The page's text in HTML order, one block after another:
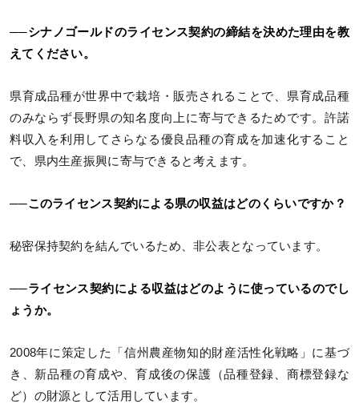
──シナノゴールドのライセンス契約の締結を決めた理由を教
えてください。
県育成品種が世界中で栽培・販売されることで、県育成品種
のみならず長野県の知名度向上に寄与できるためです。許諾
料収入を利用してさらなる優良品種の育成を加速化すること
で、県内生産振興に寄与できると考えます。
──このライセンス契約による県の収益はどのくらいですか？
秘密保持契約を結んでいるため、非公表となっています。
──ライセンス契約による収益はどのように使っているのでし
ょうか。
2008年に策定した「信州農産物知的財産活性化戦略」に基づ
き、新品種の育成や、育成後の保護（品種登録、商標登録な
ど）の財源として活用しています。